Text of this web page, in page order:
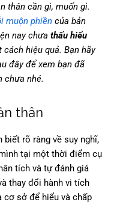
thân cần gì, muốn gì.
muộn phiền của bản
nay chưa thấu hiểu
hiệu quả. Bạn hãy
đây để xem bạn đã
chưa nhé.
thân
biết rõ ràng về suy nghĩ,
tại một thời điểm cụ
tích và tự đánh giá
thay đổi hành vi tích
cơ sở để hiểu và chấp